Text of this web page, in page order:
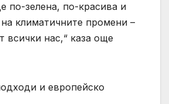
по-зелена, по-красива и
климатичните промени –
всички нас,“ каза още
и европейско